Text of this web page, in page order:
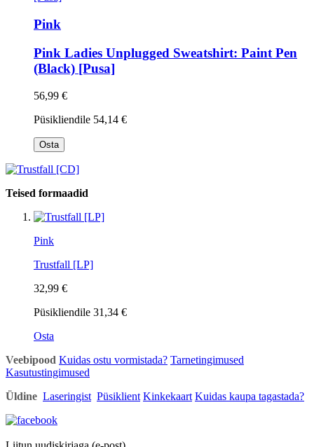
Pink
Pink Ladies Unplugged Sweatshirt: Paint Pen
(Black) [Pusa]
56,99 €
Püsikliendile 54,14 €
Osta
Teised formaadid
Pink
Trustfall [LP]
32,99 €
Püsikliendile 31,34 €
Osta
Veebipood Kuidas ostu vormistada? Tarnetingimused
Kasutustingimused
Üldine Laseringist Püsiklient Kinkekaart Kuidas kaupa tagastada?